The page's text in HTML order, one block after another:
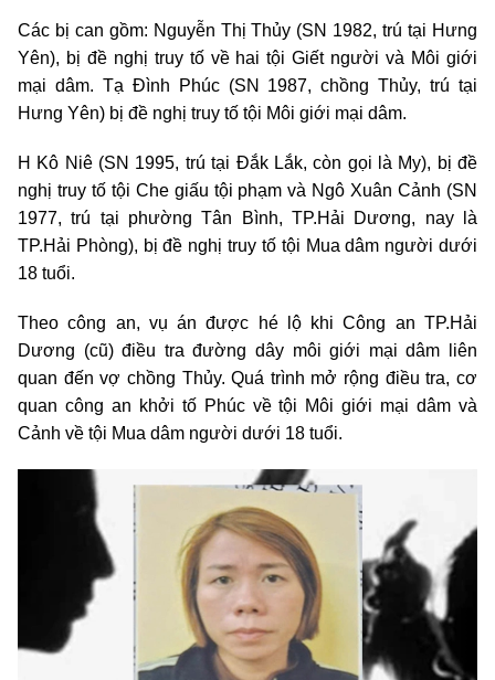
Các bị can gồm: Nguyễn Thị Thủy (SN 1982, trú tại Hưng
Yên), bị đề nghị truy tố về hai tội Giết người và Môi giới
mại dâm. Tạ Đình Phúc (SN 1987, chồng Thủy, trú tại
Hưng Yên) bị đề nghị truy tố tội Môi giới mại dâm.
H Kô Niê (SN 1995, trú tại Đắk Lắk, còn gọi là My), bị đề
nghị truy tố tội Che giấu tội phạm và Ngô Xuân Cảnh (SN
1977, trú tại phường Tân Bình, TP.Hải Dương, nay là
TP.Hải Phòng), bị đề nghị truy tố tội Mua dâm người dưới
18 tuổi.
Theo công an, vụ án được hé lộ khi Công an TP.Hải
Dương (cũ) điều tra đường dây môi giới mại dâm liên
quan đến vợ chồng Thủy. Quá trình mở rộng điều tra, cơ
quan công an khởi tố Phúc về tội Môi giới mại dâm và
Cảnh về tội Mua dâm người dưới 18 tuổi.